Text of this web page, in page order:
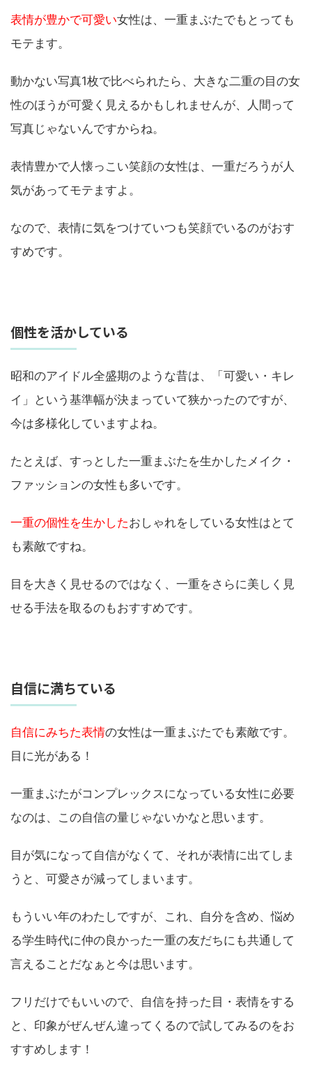
表情が豊かで可愛い女性は、一重まぶたでもとっても
モテます。
動かない写真1枚で比べられたら、大きな二重の目の女
性のほうが可愛く見えるかもしれませんが、人間って
写真じゃないんですからね。
表情豊かで人懐っこい笑顔の女性は、一重だろうが人
気があってモテますよ。
なので、表情に気をつけていつも笑顔でいるのがおす
すめです。
個性を活かしている
昭和のアイドル全盛期のような昔は、「可愛い・キレ
イ」という基準幅が決まっていて狭かったのですが、
今は多様化していますよね。
たとえば、すっとした一重まぶたを生かしたメイク・
ファッションの女性も多いです。
一重の個性を生かしたおしゃれをしている女性はとて
も素敵ですね。
目を大きく見せるのではなく、一重をさらに美しく見
せる手法を取るのもおすすめです。
自信に満ちている
自信にみちた表情の女性は一重まぶたでも素敵です。
目に光がある！
一重まぶたがコンプレックスになっている女性に必要
なのは、この自信の量じゃないかなと思います。
目が気になって自信がなくて、それが表情に出てしま
うと、可愛さが減ってしまいます。
もういい年のわたしですが、これ、自分を含め、悩め
る学生時代に仲の良かった一重の友だちにも共通して
言えることだなぁと今は思います。
フリだけでもいいので、自信を持った目・表情をする
と、印象がぜんぜん違ってくるので試してみるのをお
すすめします！